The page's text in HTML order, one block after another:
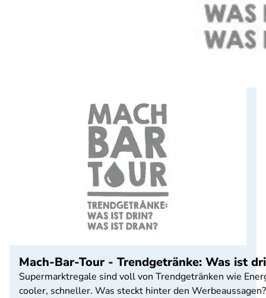
Mach-Bar-Tour - Trendgetränke: Was ist
Supermarktregale sind voll von Trendgetränken wie
cooler, schneller. Was steckt hinter den